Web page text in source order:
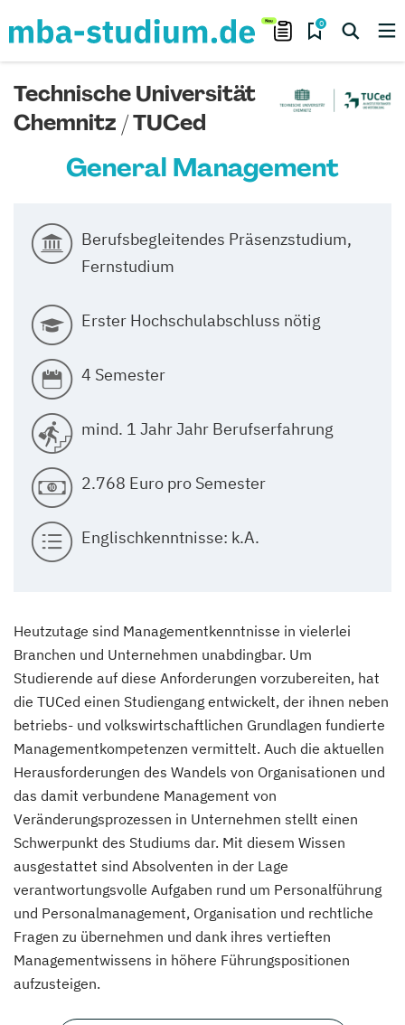
0
Technische Universität
Chemnitz / TUCed
General Management
Berufsbegleitendes Präsenzstudium,
Fernstudium
Erster Hochschulabschluss nötig
4 Semester
mind. 1 Jahr Jahr Berufserfahrung
2.768 Euro pro Semester
Englischkenntnisse: k.A.
Heutzutage sind Managementkenntnisse in vielerlei
Branchen und Unternehmen unabdingbar. Um
Studierende auf diese Anforderungen vorzubereiten, hat
die TUCed einen Studiengang entwickelt, der ihnen neben
betriebs- und volkswirtschaftlichen Grundlagen fundierte
Managementkompetenzen vermittelt. Auch die aktuellen
Herausforderungen des Wandels von Organisationen und
das damit verbundene Management von
Veränderungsprozessen in Unternehmen stellt einen
Schwerpunkt des Studiums dar. Mit diesem Wissen
ausgestattet sind Absolventen in der Lage
verantwortungsvolle Aufgaben rund um Personalführung
und Personalmanagement, Organisation und rechtliche
Fragen zu übernehmen und dank ihres vertieften
Managementwissens in höhere Führungspositionen
aufzusteigen.